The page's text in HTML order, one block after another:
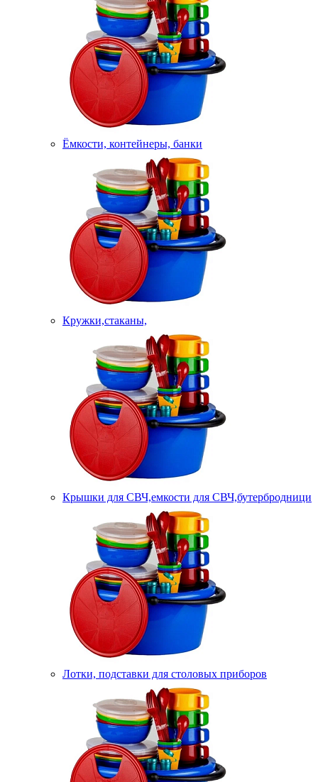
Ёмкости, контейнеры, банки
Кружки,стаканы,
Крышки для СВЧ,емкости для СВЧ,бутербродници
Лотки, подставки для столовых приборов